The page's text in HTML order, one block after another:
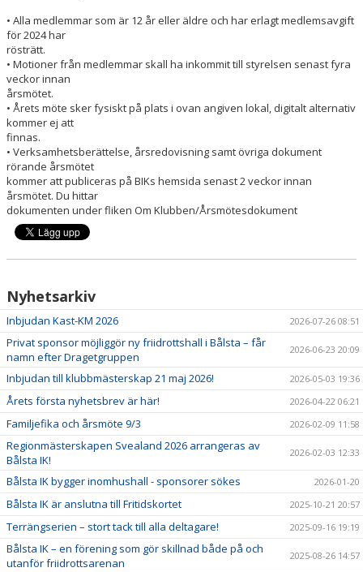
• Alla medlemmar som är 12 år eller äldre och har erlagt medlemsavgift
för 2024 har
rösträtt.
• Motioner från medlemmar skall ha inkommit till styrelsen senast fyra
veckor innan
årsmötet.
• Årets möte sker fysiskt på plats i ovan angiven lokal, digitalt alternativ
kommer ej att
finnas.
• Verksamhetsberättelse, årsredovisning samt övriga dokument
rörande årsmötet
kommer att publiceras på BIKs hemsida senast 2 veckor innan
årsmötet. Du hittar
dokumenten under fliken Om Klubben/Årsmötesdokument
Nyhetsarkiv
Inbjudan Kast-KM 2026 2026-07-26 08:51
Privat sponsor möjliggör ny friidrottshall i Bålsta – får
namn efter Dragetgruppen
2026-06-23 20:09
Inbjudan till klubbmästerskap 21 maj 2026! 2026-05-03 19:36
Årets första nyhetsbrev är här! 2026-04-22 06:21
Familjefika och årsmöte 9/3 2026-02-09 11:58
Regionmästerskapen Svealand 2026 arrangeras av
Bålsta IK!
2026-02-03 12:33
Bålsta IK bygger inomhushall - sponsorer sökes 2026-01-20
Bålsta IK är anslutna till Fritidskortet 2025-10-21 20:57
Terrängserien – stort tack till alla deltagare! 2025-09-16 19:19
Bålsta IK – en förening som gör skillnad både på och
utanför friidrottsarenan
2025-08-26 14:57